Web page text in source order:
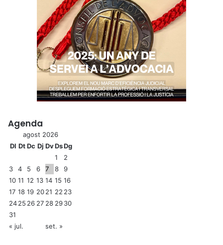
Agenda
agost 2026
Dl DtDc Dj DvDsDg
1
2
3
4 5 6 7 8
9
10 11 12 13 14 15 16
17 18 19 2021 22 23
2425 26 27 28 2930
31
« jul.
set. »